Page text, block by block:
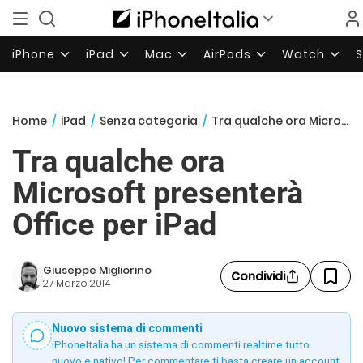
iPhone iPad Mac AirPods Watch
Home / iPad / Senza categoria / Tra qualche ora Microsoft presenterà Office per iPad
Tra qualche ora
Microsoft presenterà
Office per iPad
Giuseppe Migliorino
27 Marzo 2014 Condividi
Nuovo sistema di commenti
iPhoneItalia ha un sistema di commenti realtime tutto